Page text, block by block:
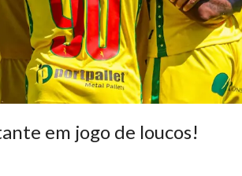
em jogo de loucos!